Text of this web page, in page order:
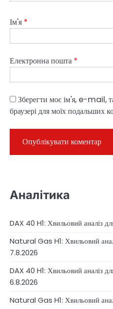
Ім'я *
Електронна пошта *
Зберегти моє ім'я, e-mail,
браузері для моїх подальших
Аналітика
DAX 40 H1: Хвильовий аналіз
Natural Gas H1: Хвильовий
7.8.2026
DAX 40 H1: Хвильовий аналіз
6.8.2026
Natural Gas H1: Хвильовий